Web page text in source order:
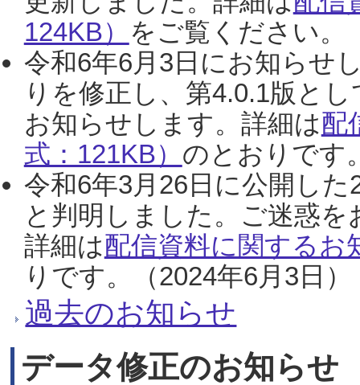
124KB） をご覧ください。
令和6年6月3日にお知らせ
りを修正し、第4.0.1版と
お知らせします。詳細は配
式：121KB） のとおりです
令和6年3月26日に公開し
と判明しました。ご迷惑
詳細は配信資料に関するお
りです。（2024年6月3日）
過去のお知らせ
データ修正のお知らせ